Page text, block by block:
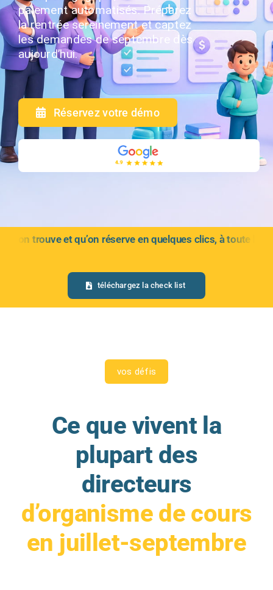
paiement automatisés. Préparez
la rentrée sereinement et captez
les demandes de septembre dès
aujourd’hui.
Réservez votre démo
réserve en quelques clics, à toute heure. 🎒La rentrée
téléchargez la check list
vos défis
Ce que vivent la
plupart des
directeurs
d’organisme de cours
en juillet-septembre